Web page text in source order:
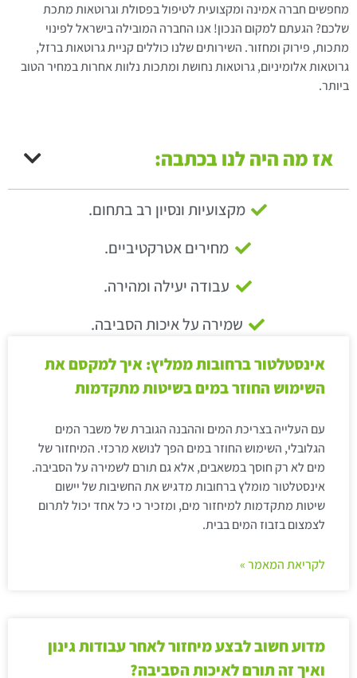
מחפשים חברה אמינה ומקצועית לטיפול בפסולת וגרוטאות מתכת
שלכם? הגעתם למקום הנכון! אנו החברה המובילה בישראל לפינוי
מתכות, פירוק ומחזור. השירותים שלנו כוללים קניית גרוטאות ברזל,
גרוטאות אלומיניום, גרוטאות נחושת ומתכות נלוות אחרות במחיר הטוב
ביותר.
אז מה היה לנו בכתבה:
מקצועיות ונסיון רב בתחום.
מחירים אטרקטיביים.
עבודה יעילה ומהירה.
שמירה על איכות הסביבה.
אינסטלטור ברחובות ממליץ: איך למקסם את
השימוש החוזר במים בשיטות מתקדמות
עם העלייה בצריכת המים וההבנה הגוברת של משבר המים
הגלובלי, השימוש החוזר במים הפך לנושא מרכזי. המיחזור של
מים לא רק חוסך במשאבים, אלא גם תורם לשמירה על הסביבה.
אינסטלטור מומלץ ברחובות מדגיש את החשיבות של יישום
שיטות מתקדמות למיחזור מים, ומזכיר כי כל אחד יכול לתרום
לצמצום בזבוז המים בבית.
לקריאת המאמר »
מדוע חשוב לבצע מיחזור לאחר עבודות גינון
ואיך זה תורם לאיכות הסביבה?